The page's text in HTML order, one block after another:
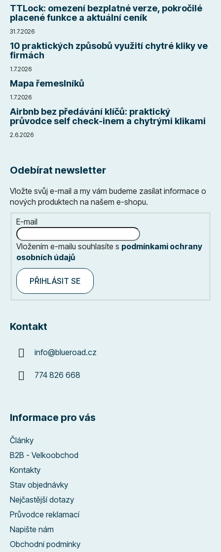
TTLock: omezení bezplatné verze, pokročilé
placené funkce a aktuální ceník
31.7.2026
10 praktických způsobů využití chytré kliky ve
firmách
1.7.2026
Mapa řemeslníků
1.7.2026
Airbnb bez předávání klíčů: praktický
průvodce self check-inem a chytrými klikami
2.6.2026
Odebírat newsletter
Vložte svůj e-mail a my vám budeme zasílat informace o
nových produktech na našem e-shopu.
E-mail
Vložením e-mailu souhlasíte s podmínkami ochrany
osobních údajů
PŘIHLÁSIT SE
Kontakt
info@blueroad.cz
774 826 668
Informace pro vás
Články
B2B - Velkoobchod
Kontakty
Stav objednávky
Nejčastější dotazy
Průvodce reklamací
Napište nám
Obchodní podmínky